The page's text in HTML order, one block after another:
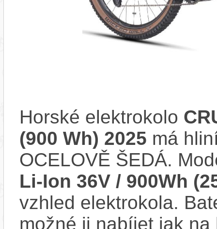
Horské elektrokolo
(900 Wh) 2025 má
OCELOVĚ ŠEDÁ.
Li-Ion 36V / 900Wh
vzhled elektrokola.
možné ji nabíjet jak